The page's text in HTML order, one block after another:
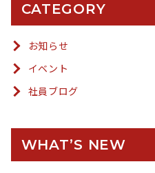
CATEGORY
お知らせ
イベント
社員ブログ
WHAT’S NEW